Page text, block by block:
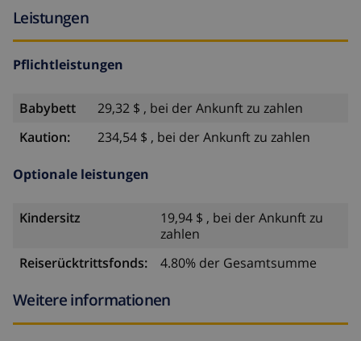
Leistungen
Pflichtleistungen
Babybett
29,32 $ , bei der Ankunft zu zahlen
Kaution:
234,54 $ , bei der Ankunft zu zahlen
Optionale leistungen
Kindersitz
19,94 $ , bei der Ankunft zu
zahlen
Reiserücktrittsfonds:
4.80% der Gesamtsumme
Weitere informationen